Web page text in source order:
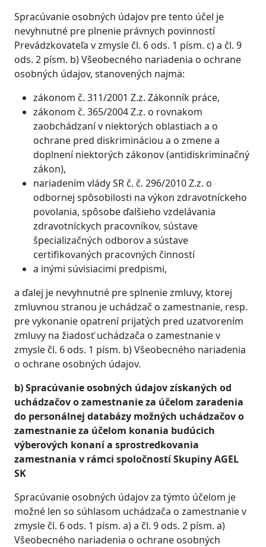
Spracúvanie osobných údajov pre tento účel je
nevyhnutné pre plnenie právnych povinností
Prevádzkovateľa v zmysle čl. 6 ods. 1 písm. c) a čl. 9
ods. 2 písm. b) Všeobecného nariadenia o ochrane
osobných údajov, stanovených najmä:
zákonom č. 311/2001 Z.z. Zákonník práce,
zákonom č. 365/2004 Z.z. o rovnakom
zaobchádzaní v niektorých oblastiach a o
ochrane pred diskrimináciou a o zmene a
doplnení niektorých zákonov (antidiskriminačný
zákon),
nariadením vlády SR č. č. 296/2010 Z.z. o
odbornej spôsobilosti na výkon zdravotníckeho
povolania, spôsobe ďalšieho vzdelávania
zdravotníckych pracovníkov, sústave
špecializačných odborov a sústave
certifikovaných pracovných činností
a inými súvisiacimi predpismi,
a ďalej je nevyhnutné pre splnenie zmluvy, ktorej
zmluvnou stranou je uchádzač o zamestnanie, resp.
pre vykonanie opatrení prijatých pred uzatvorením
zmluvy na žiadosť uchádzača o zamestnanie v
zmysle čl. 6 ods. 1 písm. b) Všeobecného nariadenia
o ochrane osobných údajov.
b) Spracúvanie osobných údajov získaných od
uchádzačov o zamestnanie za účelom zaradenia
do personálnej databázy možných uchádzačov o
zamestnanie za účelom konania budúcich
výberových konaní a sprostredkovania
zamestnania v rámci spoločností Skupiny AGEL
SK
Spracúvanie osobných údajov za týmto účelom je
možné len so súhlasom uchádzača o zamestnanie v
zmysle čl. 6 ods. 1 písm. a) a čl. 9 ods. 2 písm. a)
Všeobecného nariadenia o ochrane osobných